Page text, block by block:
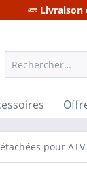
Livraison
pour